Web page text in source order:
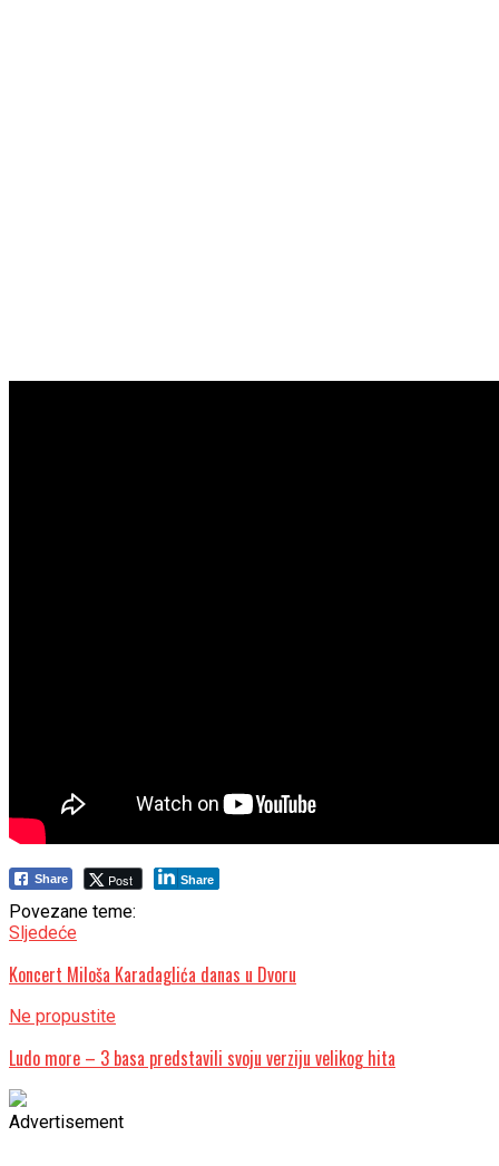
Share Post Share
Povezane teme:
Sljedeće
Koncert Miloša Karadaglića danas u Dvoru
Ne propustite
Ludo more – 3 basa predstavili svoju verziju velikog hita
Advertisement